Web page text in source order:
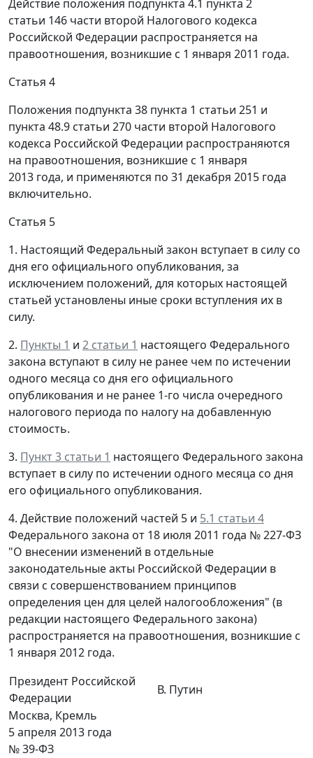
Действие положения подпункта 4.1 пункта 2
статьи 146 части второй Налогового кодекса
Российской Федерации распространяется на
правоотношения, возникшие с 1 января 2011 года.
Статья 4
Положения подпункта 38 пункта 1 статьи 251 и
пункта 48.9 статьи 270 части второй Налогового
кодекса Российской Федерации распространяются
на правоотношения, возникшие с 1 января
2013 года, и применяются по 31 декабря 2015 года
включительно.
Статья 5
1. Настоящий Федеральный закон вступает в силу со
дня его официального опубликования, за
исключением положений, для которых настоящей
статьей установлены иные сроки вступления их в
силу.
2. Пункты 1 и 2 статьи 1 настоящего Федерального
закона вступают в силу не ранее чем по истечении
одного месяца со дня его официального
опубликования и не ранее 1-го числа очередного
налогового периода по налогу на добавленную
стоимость.
3. Пункт 3 статьи 1 настоящего Федерального закона
вступает в силу по истечении одного месяца со дня
его официального опубликования.
4. Действие положений частей 5 и 5.1 статьи 4
Федерального закона от 18 июля 2011 года № 227-ФЗ
"О внесении изменений в отдельные
законодательные акты Российской Федерации в
связи с совершенствованием принципов
определения цен для целей налогообложения" (в
редакции настоящего Федерального закона)
распространяется на правоотношения, возникшие с
1 января 2012 года.
Президент Российской
Федерации
В. Путин
Москва, Кремль
5 апреля 2013 года
№ 39-ФЗ